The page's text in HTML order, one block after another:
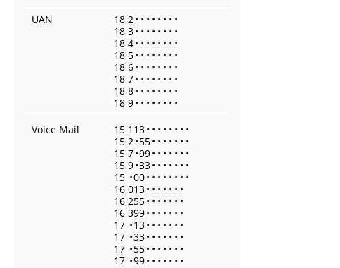
UAN
18 2• • • • • • • •
18 3• • • • • • • •
18 4• • • • • • • •
18 5• • • • • • • •
18 6• • • • • • • •
18 7• • • • • • • •
18 8• • • • • • • •
18 9• • • • • • • •
Voice Mail
15 113• • • • • • • •
15 2•55• • • • • • •
15 7•99• • • • • • •
15 9•33• • • • • • •
15 •00• • • • • • • •
16 013• • • • • • •
16 255• • • • • • •
16 399• • • • • • •
17 •13• • • • • • •
17 •33• • • • • • •
17 •55• • • • • • •
17 •99• • • • • • •